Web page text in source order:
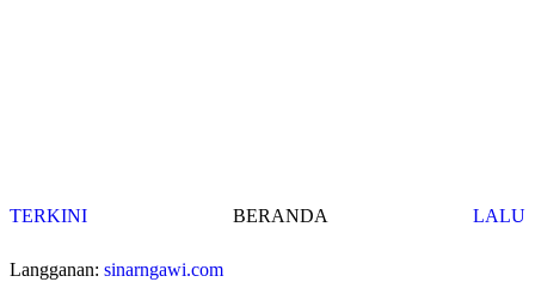
TERKINI LALU
BERANDA
Langganan: sinarngawi.com